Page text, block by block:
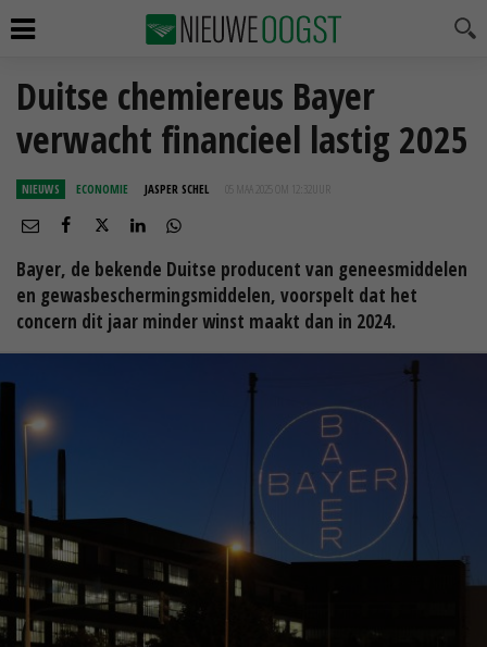
Duitse chemiereus Bayer
verwacht financieel lastig 2025
NIEUWS ECONOMIE JASPER SCHEL 05 MAA 2025 OM 12:32
Bayer, de bekende Duitse producent van geneesmiddelen
en gewasbeschermingsmiddelen, voorspelt dat het
concern dit jaar minder winst maakt dan in 2024.